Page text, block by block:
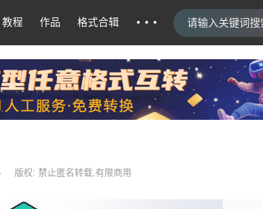
教程 作品 格式合辑 ···
版权: 禁止匿名转载,有限商用